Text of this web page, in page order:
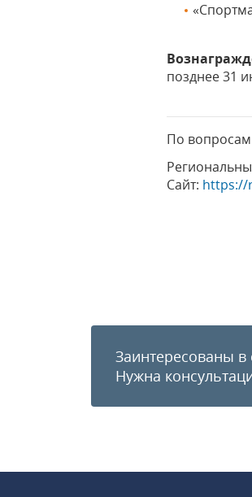
позднее 31
По
Cайт: https://
Заинтересованы в
Нужна